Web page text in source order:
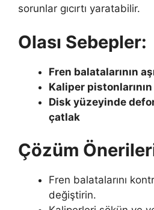
sorunlar gıcırtı yaratabilir.
Olası Sebepler:
Fren balatalarının
Kaliper pistonlarının
Disk yüzeyinde
çatlak
Çözüm
Fren balatalarını
değiştirin.